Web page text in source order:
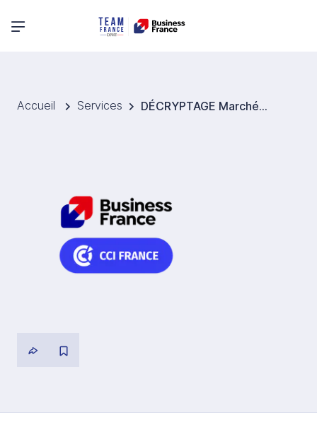
Menu principal
Accueil Services DÉCRYPTAGE Marchés Étude